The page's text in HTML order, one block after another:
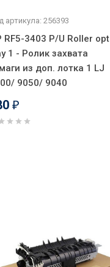
артикула: 256393
RF5-3403 P/U Roller opt
1 - Ролик захвата
из доп. лотка 1 LJ
9050/ 9040
₽